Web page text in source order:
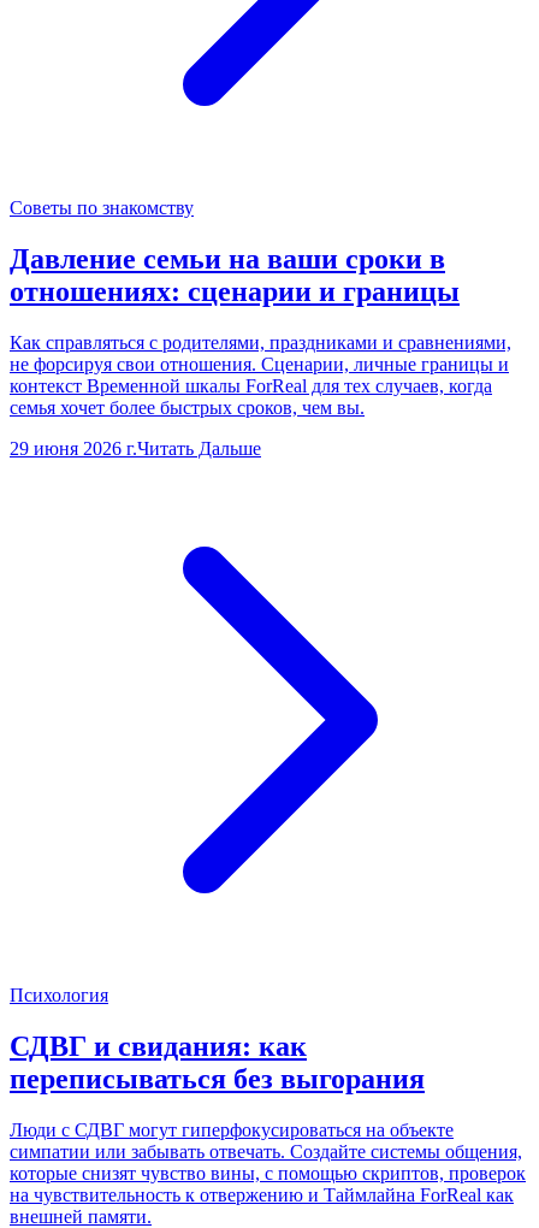
Советы по знакомству
Давление семьи на ваши сроки в
отношениях: сценарии и границы
Как справляться с родителями, праздниками и сравнениями,
не форсируя свои отношения. Сценарии, личные границы и
контекст Временной шкалы ForReal для тех случаев, когда
семья хочет более быстрых сроков, чем вы.
29 июня 2026 г.Читать Дальше
Психология
СДВГ и свидания: как
переписываться без выгорания
Люди с СДВГ могут гиперфокусироваться на объекте
симпатии или забывать отвечать. Создайте системы общения,
которые снизят чувство вины, с помощью скриптов, проверок
на чувствительность к отвержению и Таймлайна ForReal как
внешней памяти.